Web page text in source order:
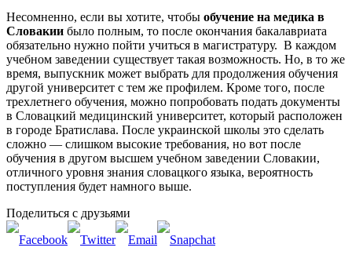
Несомненно, если вы хотите, чтобы обучение на медика в
Словакии было полным, то после окончания бакалавриата
обязательно нужно пойти учиться в магистратуру. В каждом
учебном заведении существует такая возможность. Но, в то же
время, выпускник может выбрать для продолжения обучения
другой университет с тем же профилем. Кроме того, после
трехлетнего обучения, можно попробовать подать документы
в Словацкий медицинский университет, который расположен
в городе Братислава. После украинской школы это сделать
сложно — слишком высокие требования, но вот после
обучения в другом высшем учебном заведении Словакии,
отличного уровня знания словацкого языка, вероятность
поступления будет намного выше.
Поделиться с друзьями